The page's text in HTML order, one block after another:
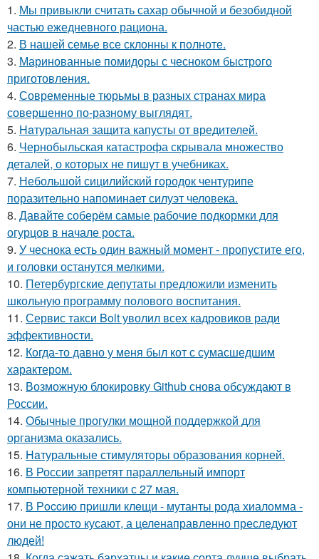
1. Мы привыкли считать сахар обычной и безобидной
частью ежедневного рациона.
2. В нашей семье все склонны к полноте.
3. Маринованные помидоры с чесноком быстрого
приготовления.
4. Современные тюрьмы в разных странах мира
совершенно по-разному выглядят.
5. Haтуральная защита капусты от вредителей.
6. Чернобыльская катастрофа скрывала множество
деталей, о которых не пишут в учебниках.
7. Небольшой сицилийский городок чентурипе
поразительно напоминает силуэт человека.
8. Давайте соберём самые рабочие подкормки для
огурцов в начале роста.
9. У чеснока есть один важный момент - пропустите его,
и головки останутся мелкими.
10. Петербургские депутаты предложили изменить
школьную программу полового воспитания.
11. Сервис такси Bolt уволил всех кадровиков ради
эффективности.
12. Когда-то давно у меня был кот с сумасшедшим
характером.
13. Возможную блокировку Github снова обсуждают в
России.
14. Обычные прогулки мощной поддержкой для
организма оказались.
15. Haтуральные стимуляторы образования корней.
16. В России запретят параллельный импорт
компьютерной техники с 27 мая.
17. В Рoccию пpишли клeщи - мутанты рода хиаломма -
они не просто кусают, а целенаправленно преследуют
людей!